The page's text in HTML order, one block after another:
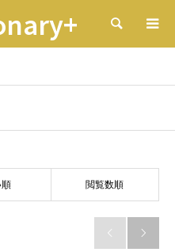
検索
順 閲覧数順
 